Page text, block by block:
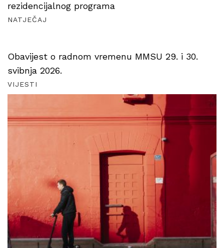
rezidencijalnog programa
NATJEČAJ
Obavijest o radnom vremenu MMSU 29. i 30.
svibnja 2026.
VIJESTI